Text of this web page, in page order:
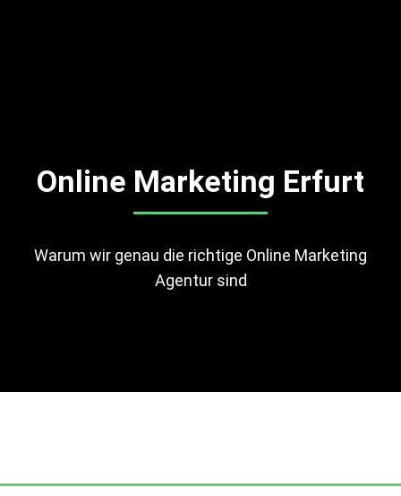
Online Marketing Erfurt
Warum wir genau die richtige Online Marketing
Agentur sind